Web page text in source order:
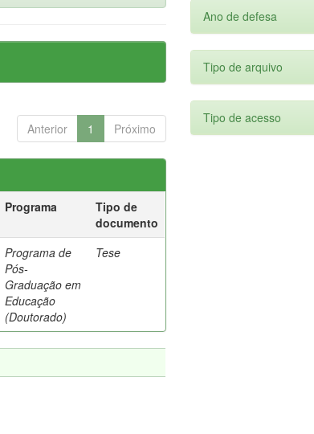
Anterior 1 Próximo
Programa
Tipo de
documento
Programa de
Pós-
Graduação em
Educação
(Doutorado)
Tese
Ano de defesa
Tipo de arquivo
Tipo de acesso